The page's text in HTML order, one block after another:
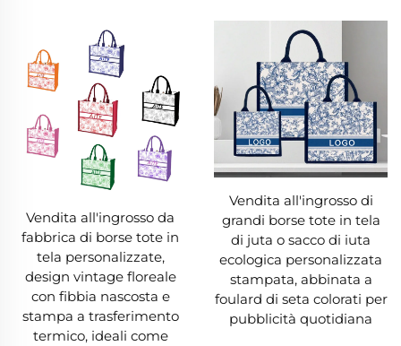
Vendita all'ingrosso da
fabbrica di borse tote in
tela personalizzate,
design vintage floreale
con fibbia nascosta e
stampa a trasferimento
termico, ideali come
Vendita all'ingrosso di
grandi borse tote in tela
di juta o sacco di iuta
ecologica personalizzata
stampata, abbinata a
foulard di seta colorati per
pubblicità quotidiana